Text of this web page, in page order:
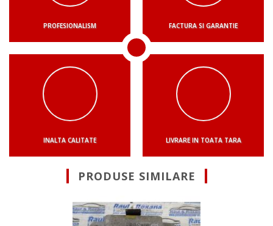
PROFESIONALISM FACTURA SI GARANTIE
INALTA CALITATE LIVRARE IN TOATA TARA
PRODUSE SIMILARE
40 ron TVA inclus